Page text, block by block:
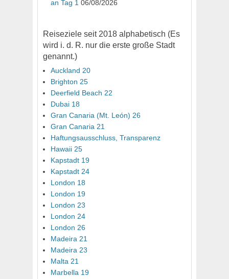
an Tag 1 06/08/2026
Reiseziele seit 2018 alphabetisch (Es
wird i. d. R. nur die erste große Stadt
genannt.)
Auckland 20
Brighton 25
Deerfield Beach 22
Dubai 18
Gran Canaria (Mt. León) 26
Gran Canaria 21
Haftungsausschluss, Transparenz
Hawaii 25
Kapstadt 19
Kapstadt 24
London 18
London 19
London 23
London 24
London 26
Madeira 21
Madeira 23
Malta 21
Marbella 19